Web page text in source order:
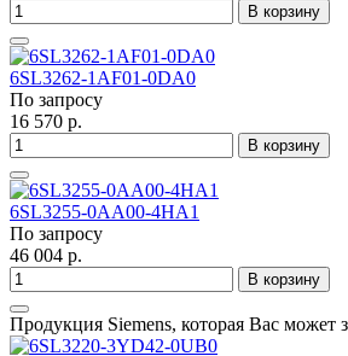
В корзину
6SL3262-1AF01-0DA0
По запросу
16 570 р.
В корзину
6SL3255-0AA00-4HA1
По запросу
46 004 р.
В корзину
Продукция Siemens, которая Вас может